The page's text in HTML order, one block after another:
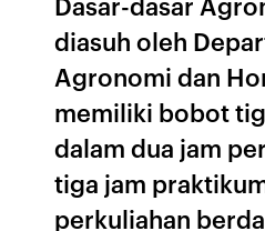
diasuh oleh
Agronomi dan
memiliki bobot
dalam dua jam
tiga jam
perkuliahan